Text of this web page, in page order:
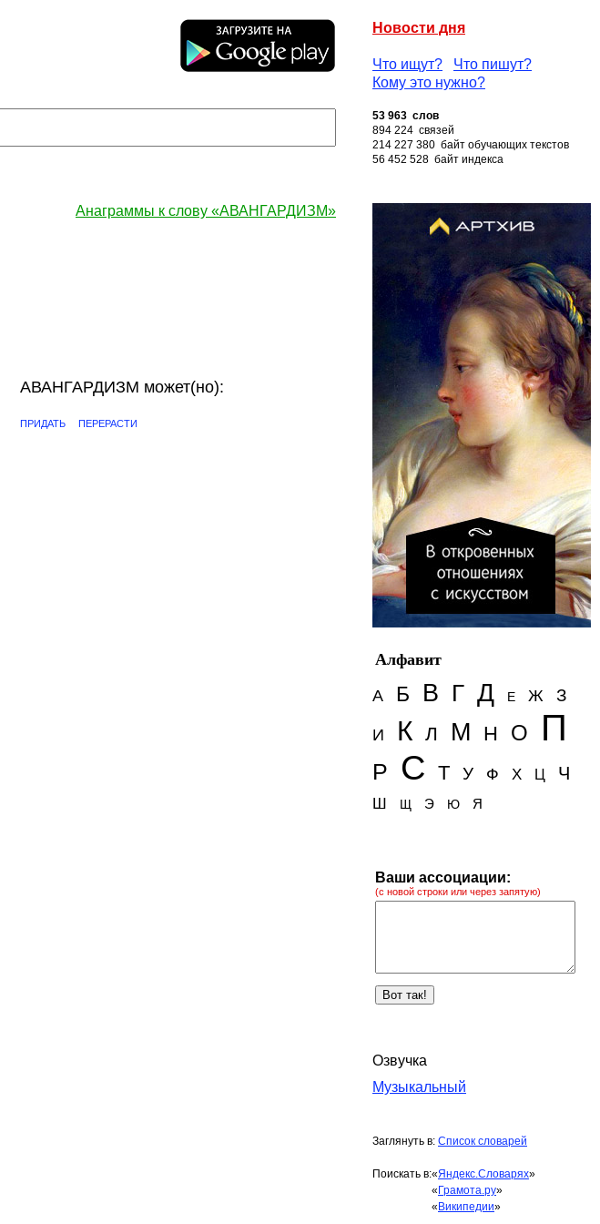
Новости дня
Что ищут?
Что пишут?
Кому это нужно?
53 963 слов
894 224 связей
214 227 380 байт обучающих текстов
56 452 528 байт индекса
Анаграммы к слову «АВАНГАРДИЗМ»
АВАНГАРДИЗМ может(но):
ПРИДАТЬ ПЕРЕРАСТИ
Алфавит
А
Б В Г Д Е Ж З
И К Л М Н О П
Р С Т У Ф Х Ц Ч
Ш Щ Э Ю Я
Ваши ассоциации:
(с новой строки или через запятую)
Озвучка
Музыкальный
Заглянуть в: Список словарей
Поискать в:«Яндекс.Словарях»
« Грамота.ру»
« Википедии»